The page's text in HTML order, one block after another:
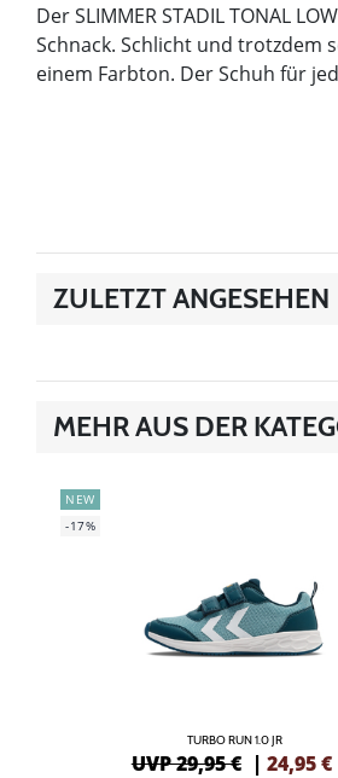
Der SLIMMER STADIL TONAL
Schnack. Schlicht und trotzdem
einem Farbton. Der Schuh für
ZULETZT ANGESEHEN
MEHR AUS DER
NEW
-17%
TURBO RUN 1.0 JR
UVP 29,95 € | 24,95€